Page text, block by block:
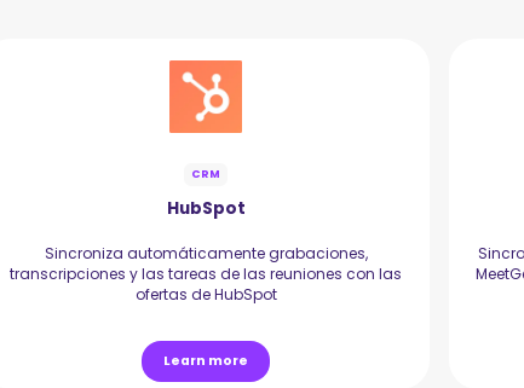
CRM
HubSpot
Sincroniza automáticamente grabaciones,
transcripciones y las tareas de las reuniones con las
ofertas de HubSpot
Learn more